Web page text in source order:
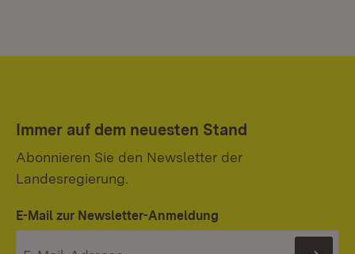
Immer auf dem neuesten Stand
Abonnieren Sie den Newsletter der
Landesregierung.
E-Mail zur Newsletter-Anmeldung